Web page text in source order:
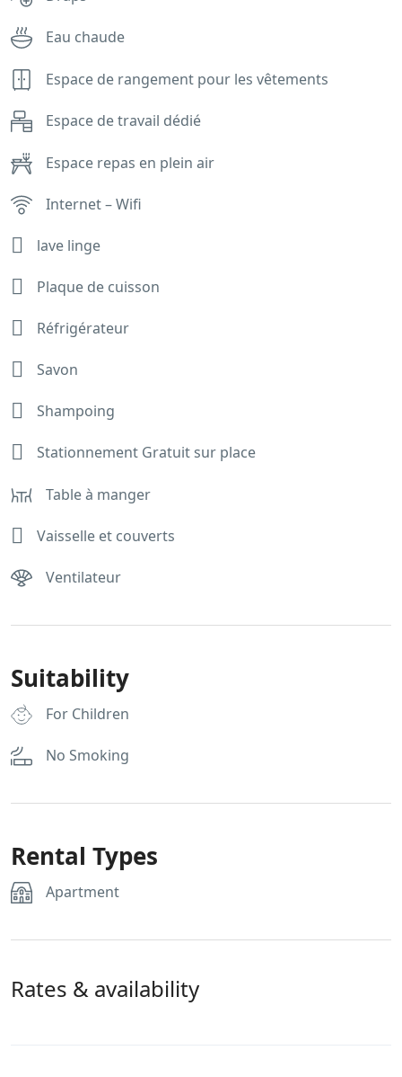
Eau chaude
Espace de rangement pour les vêtements
Espace de travail dédié
Espace repas en plein air
Internet – Wifi
lave linge
Plaque de cuisson
Réfrigérateur
Savon
Shampoing
Stationnement Gratuit sur place
Table à manger
Vaisselle et couverts
Ventilateur
Suitability
For Children
No Smoking
Rental Types
Apartment
Rates & availability